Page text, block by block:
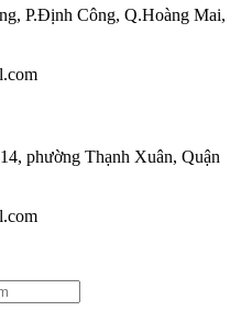
P.Định Công, Q.Hoàng Mai,
phường Thạnh Xuân, Quận